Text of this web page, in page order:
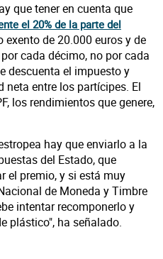
que tener en cuenta que
el 20% de la parte del
de 20.000 euros y de
cada décimo, no por cada
descuenta el impuesto y
neta entre los partícipes. El
los rendimientos que genere,
hay que enviarlo a la
del Estado, que
el premio, y si está muy
de Moneda y Timbre
intentar recomponerlo y
plástico", ha señalado.